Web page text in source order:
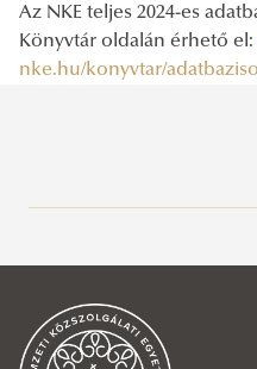
Aktuális
Hírek, események
2026
Az NKE teljes 2024-es
Könyvtár oldalán érhető el:
nke.hu/konyvtar/